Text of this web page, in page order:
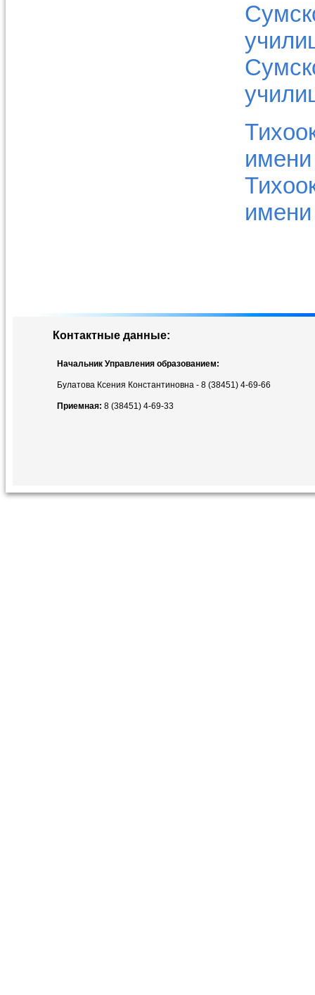
Контактные данные:
Начальник Управления образованием:
Булатова Ксения Константиновна - 8 (38451) 4-69-66
Приемная: 8 (38451) 4-69-33